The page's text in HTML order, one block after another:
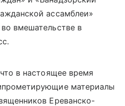
ассамблеи»
вмешательстве в
в настоящее время
материалы
Ереванско-